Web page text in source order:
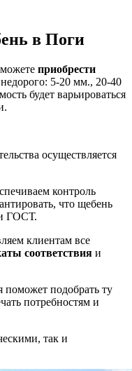
в Поги
приобрести
5-20 мм., 20-40
будет варьироваться
осуществляется
контроль
что щебень
и ГОСТ.
клиентам все
соответствия и
поможет подобрать ту
потребностям и
так и